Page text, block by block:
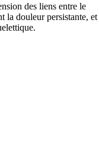
des liens entre le
la douleur persistante, et